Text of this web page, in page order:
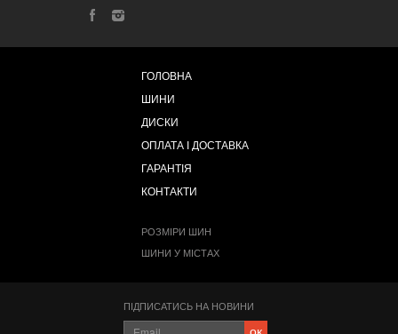
ГОЛОВНА
ШИНИ
ДИСКИ
ОПЛАТА І ДОСТАВКА
ГАРАНТІЯ
КОНТАКТИ
РОЗМІРИ ШИН
ШИНИ У МІСТАХ
ПІДПИСАТИСЬ НА НОВИНИ
ок